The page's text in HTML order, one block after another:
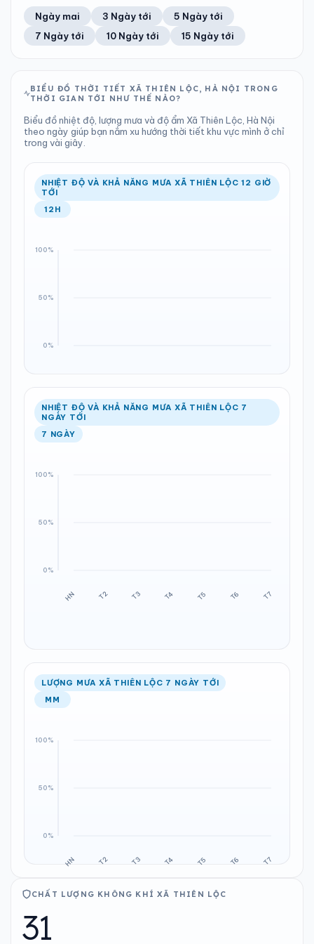
25°C 100%
Khả năng mưa
7.51 mm
Tổng cả ngày
998 hPa
Bình thường
11
Chỉ số UV
Tốt
Ước lượng
25°C
Ổn định
100%
Khả năng mưa
Trung bình ngày Tốc độ gió
TIA UV TẦM NHÌN
LƯỢNG MƯA
3.9 mm
Tổng cả ngày
ÁP SUẤT
999 hPa
Bình thường
Ổn định Khả năng mưa
Ngày mai 3 Ngày tới
5 Ngày tới
7 Ngày tới
10 Ngày tới 15 Ngày tới
BIỂU ĐỒ THỜI TIẾT XÃ THIÊN LỘC, HÀ NỘI TRONG
THỜI GIAN TỚI NHƯ THẾ NÀO?
Biểu đồ nhiệt độ, lượng mưa và độ ẩm Xã Thiên Lộc, Hà Nội
theo ngày giúp bạn nắm xu hướng thời tiết khu vực mình ở chỉ
trong vài giây.
NHIỆT ĐỘ VÀ KHẢ NĂNG MƯA XÃ THIÊN LỘC 12 GIỜ
TỚI
12H
NHIỆT ĐỘ VÀ KHẢ NĂNG MƯA XÃ THIÊN LỘC 7
NGÀY TỚI
7 NGÀY
LƯỢNG MƯA XÃ THIÊN LỘC 7 NGÀY TỚI
MM
CHẤT LƯỢNG KHÔNG KHÍ XÃ THIÊN LỘC
31